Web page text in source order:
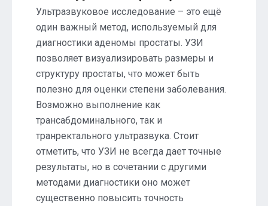
Ультразвуковое исследование – это ещё
один важный метод, используемый для
диагностики аденомы простаты. УЗИ
позволяет визуализировать размеры и
структуру простаты, что может быть
полезно для оценки степени заболевания.
Возможно выполнение как
трансабдоминального, так и
транректального ультразвука. Стоит
отметить, что УЗИ не всегда дает точные
результаты, но в сочетании с другими
методами диагностики оно может
существенно повысить точность